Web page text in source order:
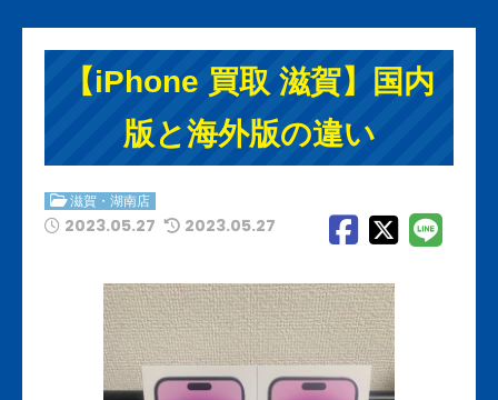
【iPhone 買取 滋賀】国内
版と海外版の違い
滋賀・湖南店
2023.05.27 2023.05.27